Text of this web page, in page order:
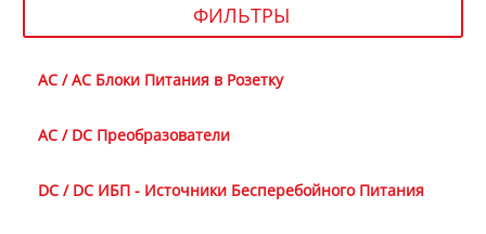
ФИЛЬТРЫ
AC / AC Блоки Питания в Розетку
AC / DC Преобразователи
DC / DC ИБП - Источники Бесперебойного Питания